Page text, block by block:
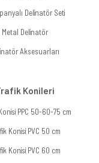
Delinatör Seti
Metal Delinatör
Aksesuarları
Konileri
PPC 50-60-75 cm
Konisi PVC 50 cm
Konisi PVC 60 cm